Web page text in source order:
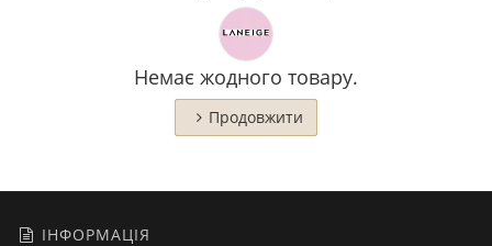
Немає жодного товару.
Продовжити
ІНФОРМАЦІЯ